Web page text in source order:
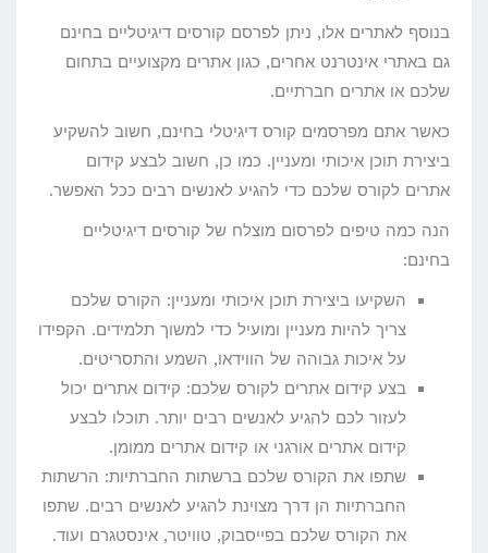
בנוסף לאתרים אלו, ניתן לפרסם קורסים דיגיטליים בחינם
גם באתרי אינטרנט אחרים, כגון אתרים מקצועיים בתחום
שלכם או אתרים חברתיים.
כאשר אתם מפרסמים קורס דיגיטלי בחינם, חשוב להשקיע
ביצירת תוכן איכותי ומעניין. כמו כן, חשוב לבצע קידום
אתרים לקורס שלכם כדי להגיע לאנשים רבים ככל האפשר.
הנה כמה טיפים לפרסום מוצלח של קורסים דיגיטליים
בחינם:
השקיעו ביצירת תוכן איכותי ומעניין: הקורס שלכם
צריך להיות מעניין ומועיל כדי למשוך תלמידים. הקפידו
על איכות גבוהה של הווידאו, השמע והתסריטים.
בצע קידום אתרים לקורס שלכם: קידום אתרים יכול
לעזור לכם להגיע לאנשים רבים יותר. תוכלו לבצע
קידום אתרים אורגני או קידום אתרים ממומן.
שתפו את הקורס שלכם ברשתות החברתיות: הרשתות
החברתיות הן דרך מצוינת להגיע לאנשים רבים. שתפו
את הקורס שלכם בפייסבוק, טוויטר, אינסטגרם ועוד.